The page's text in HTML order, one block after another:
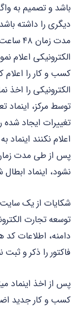
باشد و تصمیم به
دیگری را داشته
مدت
الکترونیکی
کسب و کار را اعلام
الکترونیکی را اخذ
توسط مرکز،
تغییرات ایجاد شده
اعلام نکنند
پس از طی مدت زمان
نشود، اینماد
شکایات از یک سایت
توسعه تجارت
دامنه، اطلاعات
فاکتور را ذکر و ثبت
پس از اخذ اینماد
کسب و کار جدید